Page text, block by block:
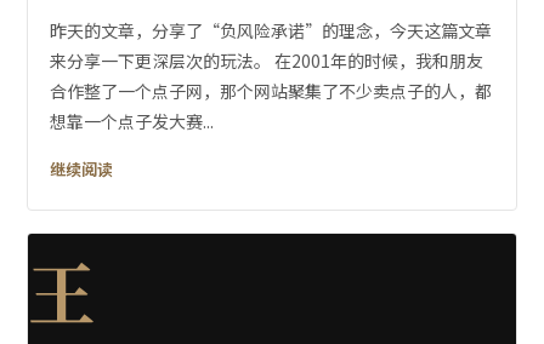
昨天的文章，分享了“负风险承诺”的理念，今天这篇文章
来分享一下更深层次的玩法。 在2001年的时候，我和朋友
合作整了一个点子网，那个网站聚集了不少卖点子的人，都
想靠一个点子发大赛...
继续阅读
王